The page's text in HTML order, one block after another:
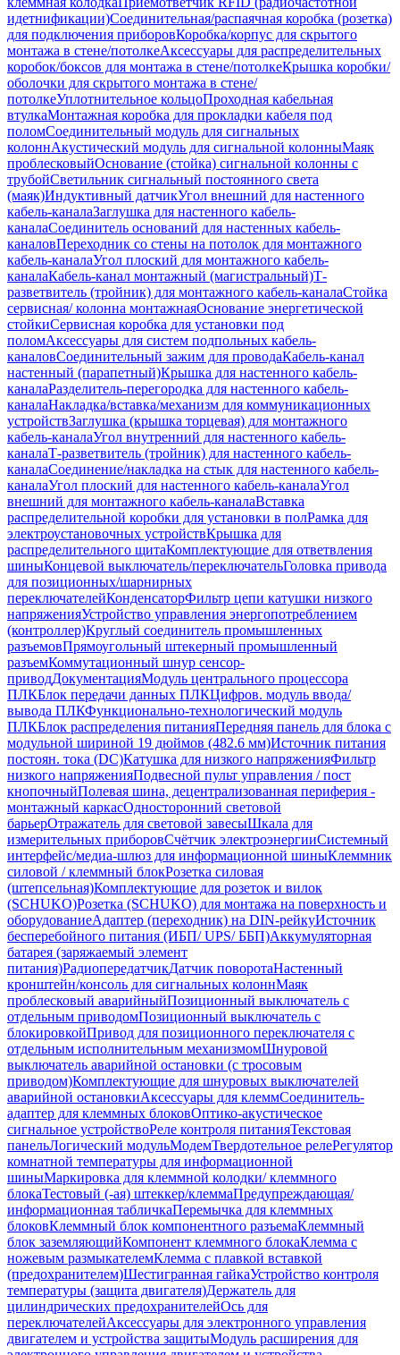
идетнификации)Соединительная/распаячная коробка (розетка)
для подключения приборовКоробка/корпус для скрытого
монтажа в стене/потолкеАксессуары для распределительных
коробок/боксов для монтажа в стене/потолкеКрышка коробки/
оболочки для скрытого монтажа в стене/
потолкеУплотнительное кольцоПроходная кабельная
втулкаМонтажная коробка для прокладки кабеля под
поломСоединительный модуль для сигнальных
колоннАкустический модуль для сигнальной колонныМаяк
проблесковыйОснование (стойка) сигнальной колонны с
трубойСветильник сигнальный постоянного света
(маяк)Индуктивный датчикУгол внешний для настенного
кабель-каналаЗаглушка для настенного кабель-
каналаСоединитель оснований для настенных кабель-
каналовПереходник со стены на потолок для монтажного
кабель-каналаУгол плоский для монтажного кабель-
каналаКабель-канал монтажный (магистральный)Т-
разветвитель (тройник) для монтажного кабель-каналаСтойка
сервисная/ колонна монтажнаяОснование энергетической
стойкиСервисная коробка для установки под
поломАксессуары для систем подпольных кабель-
каналовСоединительный зажим для проводаКабель-канал
настенный (парапетный)Крышка для настенного кабель-
каналаРазделитель-перегородка для настенного кабель-
каналаНакладка/вставка/механизм для коммуникационных
устройствЗаглушка (крышка торцевая) для монтажного
кабель-каналаУгол внутренний для настенного кабель-
каналаТ-разветвитель (тройник) для настенного кабель-
каналаСоединение/накладка на стык для настенного кабель-
каналаУгол плоский для настенного кабель-каналаУгол
внешний для монтажного кабель-каналаВставка
распределительной коробки для установки в полРамка для
электроустановочных устройствКрышка для
распределительного щитаКомплектующие для ответвления
шиныКонцевой выключатель/переключательГоловка привода
для позиционных/шарнирных
переключателейКонденсаторФильтр цепи катушки низкого
напряженияУстройство управления энергопотреблением
(контроллер)Круглый соединитель промышленных
разъемовПрямоугольный штекерный промышленный
разъемКоммутационный шнур сенсор-
приводДокументацияМодуль центрального процессора
ПЛКБлок передачи данных ПЛКЦифров. модуль ввода/
вывода ПЛКФункционально-технологический модуль
ПЛКБлок распределения питанияПередняя панель для блока с
модульной шириной 19 дюймов (482.6 мм)Источник питания
постоян. тока (DC)Катушка для низкого напряженияФильтр
низкого напряженияПодвесной пульт управления / пост
кнопочныйПолевая шина, децентрализованная периферия -
монтажный каркасОдносторонний световой
барьерОтражатель для световой завесыШкала для
измерительных приборовСчётчик электроэнергииСистемный
интерфейс/медиа-шлюз для информационной шиныКлеммник
силовой / клеммный блокРозетка силовая
(штепсельная)Комплектующие для розеток и вилок
(SCHUKO)Розетка (SCHUKO) для монтажа на поверхность и
оборудованиеАдаптер (переходник) на DIN-рейкуИсточник
бесперебойного питания (ИБП/ UPS/ ББП)Аккумуляторная
батарея (заряжаемый элемент
питания)РадиопередатчикДатчик поворотаНастенный
кронштейн/консоль для сигнальных колоннМаяк
проблесковый аварийныйПозиционный выключатель с
отдельным приводомПозиционный выключатель с
блокировкойПривод для позиционного переключателя с
отдельным исполнительным механизмомШнуровой
выключатель аварийной остановки (с тросовым
приводом)Комплектующие для шнуровых выключателей
аварийной остановкиАксессуары для клеммСоединитель-
адаптер для клеммных блоковОптико-акустическое
сигнальное устройствоРеле контроля питанияТекстовая
панельЛогический модульМодемТвердотельное релеРегулятор
комнатной температуры для информационной
шиныМаркировка для клеммной колодки/ клеммного
блокаТестовый (-ая) штеккер/клеммаПредупреждающая/
информационная табличкаПеремычка для клеммных
блоковКлеммный блок компонентного разъемаКлеммный
блок заземляющийКомпонент клеммного блокаКлемма с
ножевым размыкателемКлемма с плавкой вставкой
(предохранителем)Шестигранная гайкаУстройство контроля
температуры (защита двигателя)Держатель для
цилиндрических предохранителейОсь для
переключателейАксессуары для электронного управления
двигателем и устройства защитыМодуль расширения для